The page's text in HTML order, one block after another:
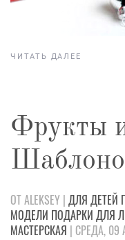
ЧИТАТЬ ДАЛЕЕ
Фрукты
ОТ ALEKSEY | ДЛЯ ДЕТЕЙ
МОДЕЛИ ПОДАРКИ ДЛЯ
МАСТЕРСКАЯ | СРЕДА, 09